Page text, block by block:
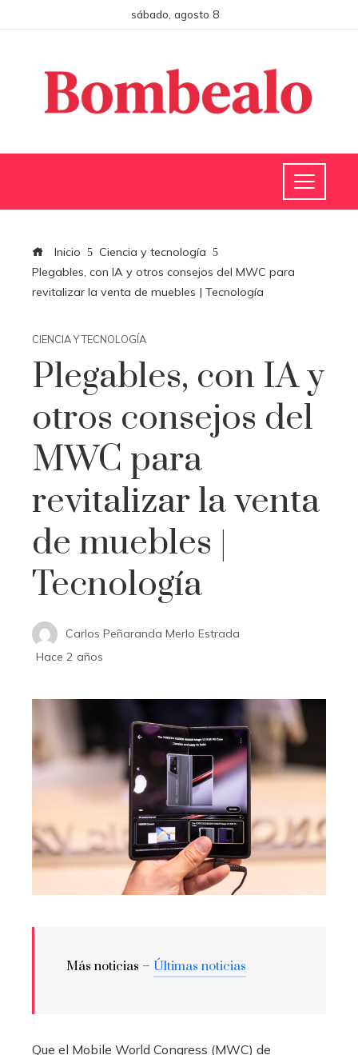
sábado, agosto 8
Inicio
Ciencia y tecnología
Plegables, con IA y otros consejos del MWC para
revitalizar la venta de muebles | Tecnología
CIENCIA Y TECNOLOGÍA
Plegables, con IA y
otros consejos del
MWC para
revitalizar la venta
de muebles |
Tecnología
Carlos Peñaranda Merlo Estrada
Hace 2 años
Más noticias – Últimas noticias
Que el Mobile World Congress (MWC) de